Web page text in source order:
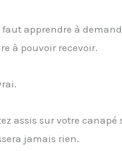
faut apprendre à
à pouvoir recevoir.
assis sur votre canapé
jamais rien.